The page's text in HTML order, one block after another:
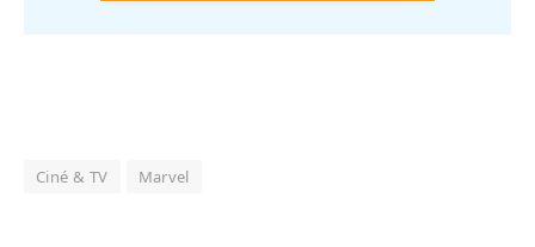
Ciné & TV Marvel